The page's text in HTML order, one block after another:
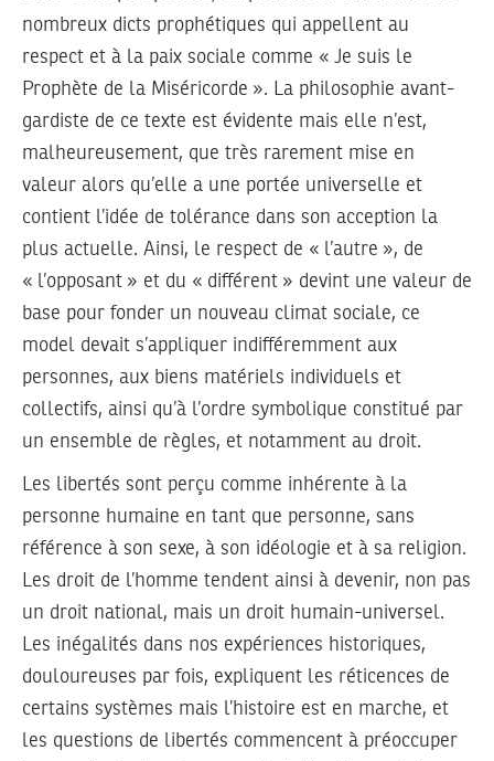
nombreux dicts prophétiques qui appellent au
respect et à la paix sociale comme « Je suis le
Prophète de la Miséricorde ». La philosophie avant-
gardiste de ce texte est évidente mais elle n’est,
malheureusement, que très rarement mise en
valeur alors qu’elle a une portée universelle et
contient l’idée de tolérance dans son acception la
plus actuelle. Ainsi, le respect de « l’autre », de
« l’opposant » et du « différent » devint une valeur de
base pour fonder un nouveau climat sociale, ce
model devait s’appliquer indifféremment aux
personnes, aux biens matériels individuels et
collectifs, ainsi qu’à l’ordre symbolique constitué par
un ensemble de règles, et notamment au droit.
Les libertés sont perçu comme inhérente à la
personne humaine en tant que personne, sans
référence à son sexe, à son idéologie et à sa religion.
Les droit de l’homme tendent ainsi à devenir, non pas
un droit national, mais un droit humain-universel.
Les inégalités dans nos expériences historiques,
douloureuses par fois, expliquent les réticences de
certains systèmes mais l’histoire est en marche, et
les questions de libertés commencent à préoccuper